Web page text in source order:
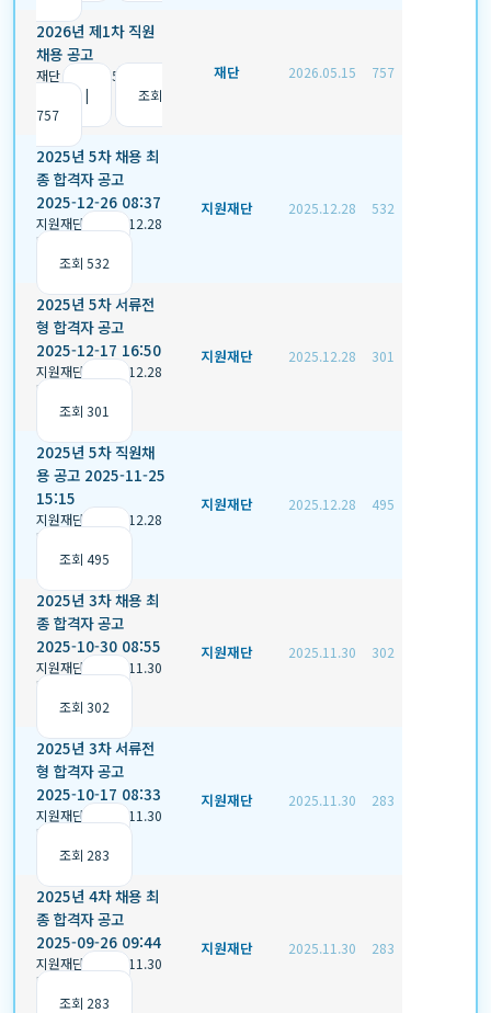
2026년 제1차 직원
채용 공고
재단 2026.05.15
|
조회
757
재단 2026.05.15 757
2025년 5차 채용 최
종 합격자 공고
2025-12-26 08:37
지원재단
2025.12.28
|
조회 532
지원재단 2025.12.28 532
2025년 5차 서류전
형 합격자 공고
2025-12-17 16:50
지원재단
2025.12.28
|
조회 301
지원재단 2025.12.28 301
2025년 5차 직원채
용 공고 2025-11-25
15:15
지원재단
2025.12.28
|
조회 495
지원재단 2025.12.28 495
2025년 3차 채용 최
종 합격자 공고
2025-10-30 08:55
지원재단
2025.11.30
|
조회 302
지원재단 2025.11.30 302
2025년 3차 서류전
형 합격자 공고
2025-10-17 08:33
지원재단
2025.11.30
|
조회 283
지원재단 2025.11.30 283
2025년 4차 채용 최
종 합격자 공고
2025-09-26 09:44
지원재단
2025.11.30
|
조회 283
지원재단 2025.11.30 283